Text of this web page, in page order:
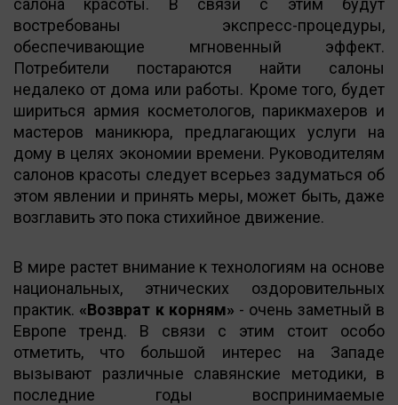
салона красоты. В связи с этим будут
востребованы экспресс-процедуры,
обеспечивающие мгновенный эффект.
Потребители постараются найти салоны
недалеко от дома или работы. Кроме того, будет
шириться армия косметологов, парикмахеров и
мастеров маникюра, предлагающих услуги на
дому в целях экономии времени. Руководителям
салонов красоты следует всерьез задуматься об
этом явлении и принять меры, может быть, даже
возглавить это пока стихийное движение.
В мире растет внимание к технологиям на основе
национальных, этнических оздоровительных
практик. «Возврат к корням» - очень заметный в
Европе тренд. В связи с этим стоит особо
отметить, что большой интерес на Западе
вызывают различные славянские методики, в
последние годы воспринимаемые